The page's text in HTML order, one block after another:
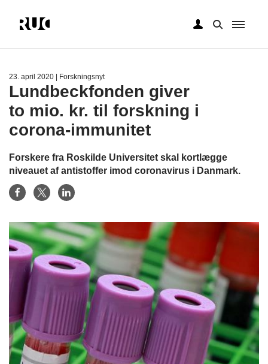
23. april 2020 | Forskningsnyt
Lundbeckfonden giver
to mio. kr. til forskning i
corona-immunitet
Forskere fra Roskilde Universitet skal kortlægge
niveauet af antistoffer imod coronavirus i Danmark.